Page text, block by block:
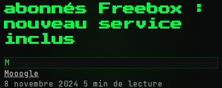
abonnés Freebox :
nouveau service
inclus
M
Mooogle
8 novembre 2024
5 min de lecture